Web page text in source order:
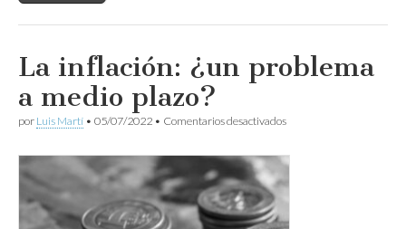
La inflación: ¿un problema
a medio plazo?
por Luis Martí • 05/07/2022 • Comentarios desactivadosen
¿un
plazo?